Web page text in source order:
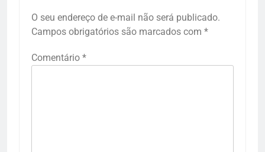
O seu endereço de e-mail não será publicado.
Campos obrigatórios são marcados com *
Comentário *